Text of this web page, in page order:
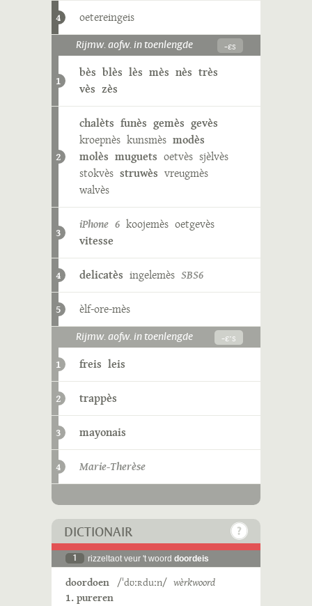
4 oetereingeis
Rijmw. aofw. in toenlengde -ɛs
1
bès blès lès mès nès très
vès zès
2
chalèts funès gemès gevès
kroepnès kunsmès modès
molès muguets oetvès sjèlvès
stokvès struwès vreugmès
walvès
3
iPhone 6 koojemès oetgevès
vitesse
4 delicatès ingelemès SBS6
5 èlf-ore-mès
Rijmw. aofw. in toenlengde -ɛˑs
1 freis leis
2 trappès
3 mayonais
4 Marie-Therèse
DICTIONAIR
1 rizzeltaot veur 't woord doordeis
doordoen /ˈdʊːʀduːn/ wèrkwoord
1. pureren